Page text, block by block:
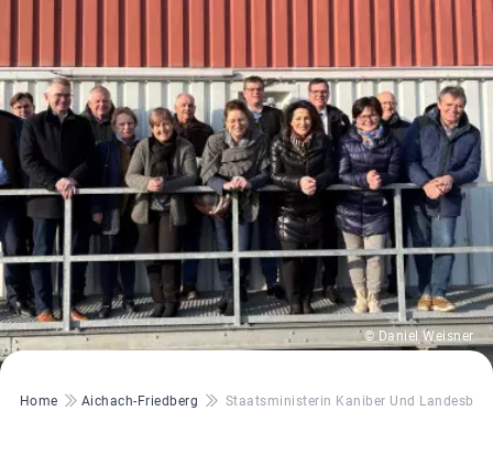
© Daniel Weisner
Pfadnavigation
Home Aichach-Friedberg Staatsministerin Kaniber Und